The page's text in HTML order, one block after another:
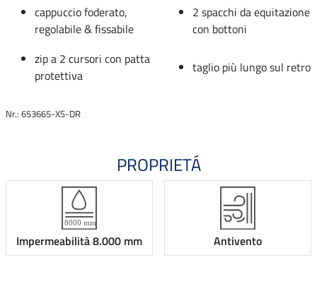
cappuccio foderato,
regolabile & fissabile
2 spacchi da equitazione
con bottoni
zip a 2 cursori con patta
protettiva
taglio più lungo sul retro
Nr.: 653665-XS-DR
PROPRIETÁ
Impermeabilità 8.000 mm Antivento